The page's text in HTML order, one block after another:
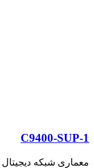
C9400-SUP-1